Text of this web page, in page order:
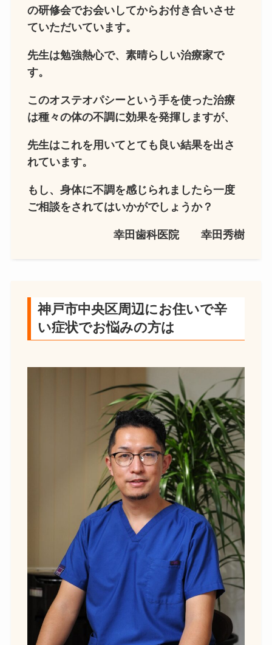
の研修会でお会いしてからお付き合いさせ
ていただいています。
先生は勉強熱心で、素晴らしい治療家で
す。
このオステオパシーという手を使った治療
は種々の体の不調に効果を発揮しますが、
先生はこれを用いてとても良い結果を出さ
れています。
もし、身体に不調を感じられましたら一度
ご相談をされてはいかがでしょうか？
幸田歯科医院 幸田秀樹
神戸市中央区周辺にお住いで辛
い症状でお悩みの方は